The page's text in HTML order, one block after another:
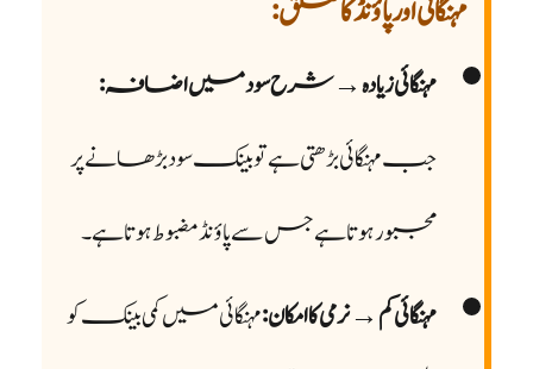
مہنگائی اور پاؤنڈ کا تعلق:
مہنگائی زیادہ → شرح سود میں اضافہ:
جب مہنگائی بڑھتی ہے تو بینک سود بڑھانے پر
مجبور ہوتا ہے جس سے پاؤنڈ مضبوط ہوتا ہے۔
مہنگائی کم → نرمی کا امکان:مہنگائی میں کمی بینک کو